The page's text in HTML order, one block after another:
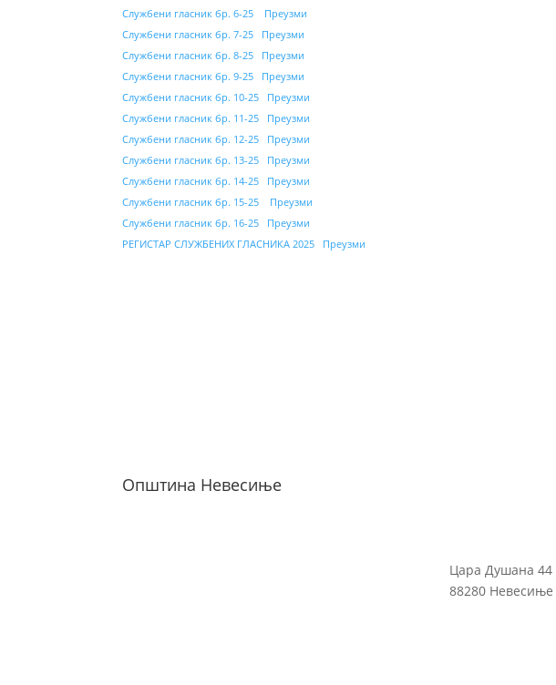
Службени гласник бр. 6-25
Преузми
Службени гласник бр. 7-25
Преузми
Службени гласник бр. 8-25
Преузми
Службени гласник бр. 9-25
Преузми
Службени гласник бр. 10-25
Преузми
Службени гласник бр. 11-25
Преузми
Службени гласник бр. 12-25
Преузми
Службени гласник бр. 13-25
Преузми
Службени гласник бр. 14-25
Преузми
Службени гласник бр. 15-25
Преузми
Службени гласник бр. 16-25
Преузми
РЕГИСТАР СЛУЖБЕНИХ ГЛАСНИКА 2025
Преузми
Општина Невесиње
Цара Душана 44
88280 Невесиње